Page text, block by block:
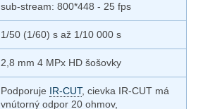
sub-stream: 800*448 - 25 fps
1/50 (1/60) s až 1/10 000 s
2,8 mm 4 MPx HD šošovky
Podporuje IR-CUT, cievka IR-CUT má
vnútorný odpor 20 ohmov,